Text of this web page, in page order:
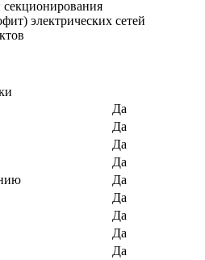
электрических сетей
Да
Да
Да
Да
Да
Да
Да
Да
Да